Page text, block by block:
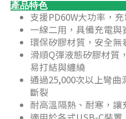
產品特色
支援PD60W大功率，
一線二用，具備充電與
環保矽膠材質，安全無
滑順Q彈液態矽膠材質
易打結與纏繞
通過25,000次以上彎
斷裂
耐高溫隔熱、耐寒，